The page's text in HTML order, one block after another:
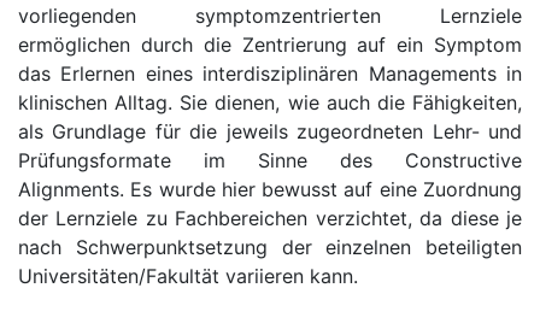
vorliegenden symptomzentrierten Lernziele
ermöglichen durch die Zentrierung auf ein Symptom
das Erlernen eines interdisziplinären Managements in
klinischen Alltag. Sie dienen, wie auch die Fähigkeiten,
als Grundlage für die jeweils zugeordneten Lehr- und
Prüfungsformate im Sinne des Constructive
Alignments. Es wurde hier bewusst auf eine Zuordnung
der Lernziele zu Fachbereichen verzichtet, da diese je
nach Schwerpunktsetzung der einzelnen beteiligten
Universitäten/Fakultät variieren kann.